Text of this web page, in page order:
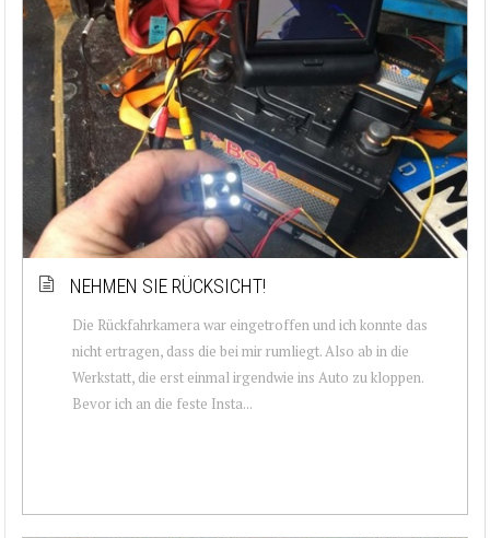
NEHMEN SIE RÜCKSICHT!
Die Rückfahrkamera war eingetroffen und ich konnte das
nicht ertragen, dass die bei mir rumliegt. Also ab in die
Werkstatt, die erst einmal irgendwie ins Auto zu kloppen.
Bevor ich an die feste Insta...